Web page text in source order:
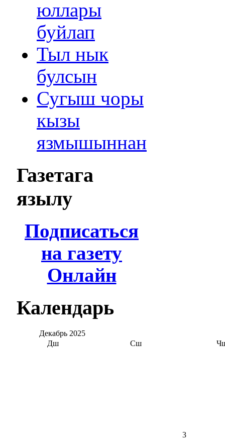
юллары
буйлап
Тыл нык
булсын
Сугыш чоры
кызы
язмышыннан
Газетага
язылу
Подписаться
на газету
Онлайн
Календарь
Декабрь 2025
Дш
Сш
3